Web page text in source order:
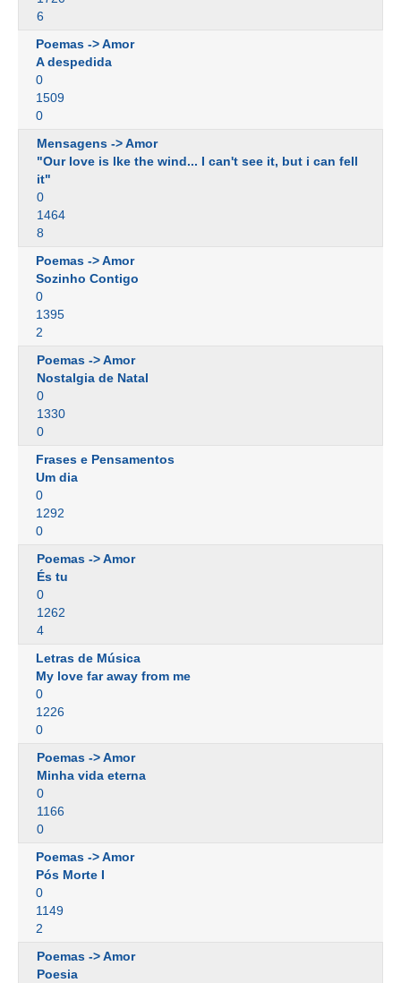
6
Poemas -> Amor
A despedida
0
1509
0
Mensagens -> Amor
"Our love is lke the wind... I can't see it, but i can fell
it"
0
1464
8
Poemas -> Amor
Sozinho Contigo
0
1395
2
Poemas -> Amor
Nostalgia de Natal
0
1330
0
Frases e Pensamentos
Um dia
0
1292
0
Poemas -> Amor
És tu
0
1262
4
Letras de Música
My love far away from me
0
1226
0
Poemas -> Amor
Minha vida eterna
0
1166
0
Poemas -> Amor
Pós Morte I
0
1149
2
Poemas -> Amor
Poesia